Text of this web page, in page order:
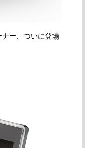
ー、ついに登場